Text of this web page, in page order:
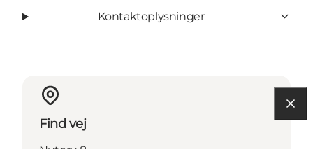
Kontaktoplysninger
Find vej